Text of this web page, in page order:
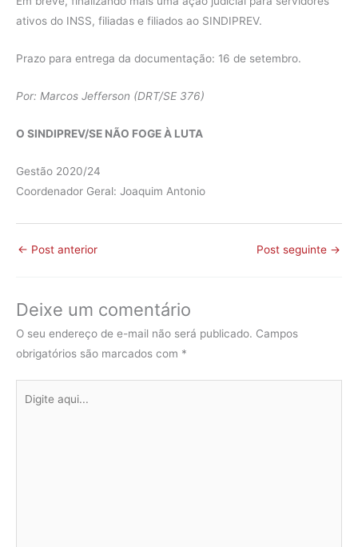
ativos do INSS, filiadas e filiados ao SINDIPREV.
Prazo para entrega da documentação: 16 de setembro.
Por: Marcos Jefferson (DRT/SE 376)
O SINDIPREV/SE NÃO FOGE À LUTA
Gestão 2020/24
Coordenador Geral: Joaquim Antonio
← Post anterior Post seguinte →
Deixe um comentário
O seu endereço de e-mail não será publicado. Campos
obrigatórios são marcados com *
aqui...